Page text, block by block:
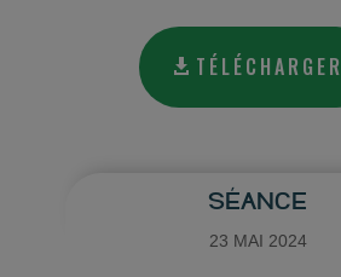
TÉLÉCHARGER
SÉANCE
23 MAI 2024